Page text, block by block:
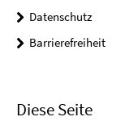
Datenschutz
Barrierefreiheit
Diese Seite